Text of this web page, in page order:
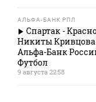
АЛЬФА-БАНК РПЛ
Спартак -
Никиты Кривцова
Альфа-Банк
Футбол
9 августа 22:58